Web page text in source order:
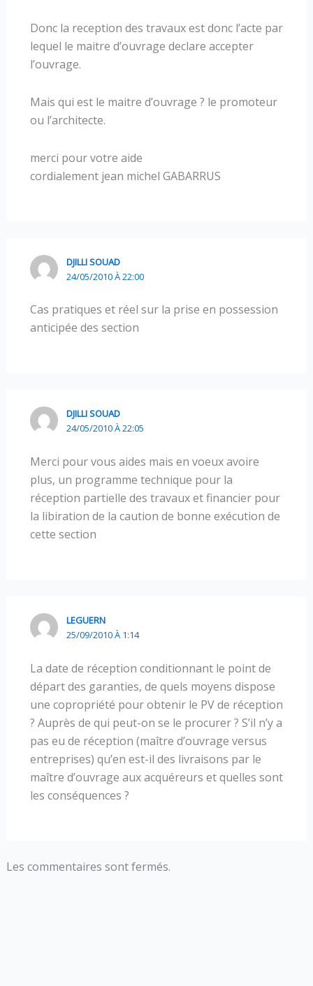
Donc la reception des travaux est donc l’acte par
lequel le maitre d’ouvrage declare accepter
l’ouvrage.
Mais qui est le maitre d’ouvrage ? le promoteur
ou l’architecte.
merci pour votre aide
cordialement jean michel GABARRUS
DJILLI SOUAD
24/05/2010 À 22:00
Cas pratiques et réel sur la prise en possession
anticipée des section
DJILLI SOUAD
24/05/2010 À 22:05
Merci pour vous aides mais en voeux avoire
plus, un programme technique pour la
réception partielle des travaux et financier pour
la libiration de la caution de bonne exécution de
cette section
LEGUERN
25/09/2010 À 1:14
La date de réception conditionnant le point de
départ des garanties, de quels moyens dispose
une copropriété pour obtenir le PV de réception
? Auprès de qui peut-on se le procurer ? S’il n’y a
pas eu de réception (maître d’ouvrage versus
entreprises) qu’en est-il des livraisons par le
maître d’ouvrage aux acquéreurs et quelles sont
les conséquences ?
Les commentaires sont fermés.